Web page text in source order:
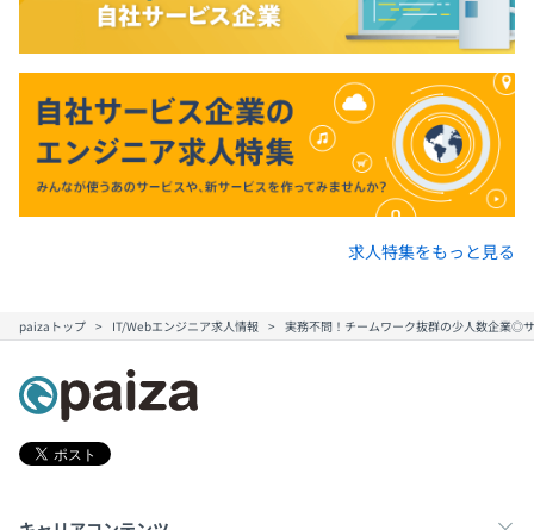
求人特集をもっと見る
paizaトップ IT/Webエンジニア求人情報 実務不問！チームワーク抜群の少人数企業◎